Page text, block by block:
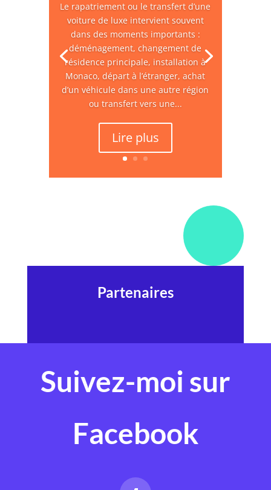
Le rapatriement ou le transfert d’une
voiture de luxe intervient souvent
dans des moments importants :
déménagement, changement de
résidence principale, installation à
Monaco, départ à l’étranger, achat
d’un véhicule dans une autre région
ou transfert vers une...
Lire plus
Partenaires
Suivez-moi sur
Facebook